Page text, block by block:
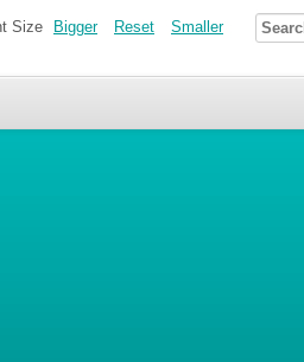
Size Bigger Reset Smaller